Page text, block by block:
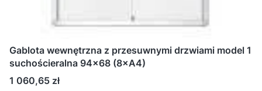
Gablota wewnętrzna z przesuwnymi drzwiami model 1
suchościeralna 94x68 (8×A4)
Cena
1 060,65 zł